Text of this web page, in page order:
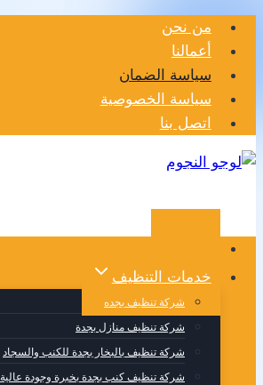
التجاوز
المحتوى
من نحن
أعمالنا
سياسة الضمان
سياسة الخصوصية
اتصل بنا
خدمات التنظيف
شركة تنظيف بجده
شركة تنظيف منازل بجدة
شركة تنظيف بالبخار بجدة للكنب والسجاد
شركة تنظيف كنب بجدة بخبرة وجودة عالية